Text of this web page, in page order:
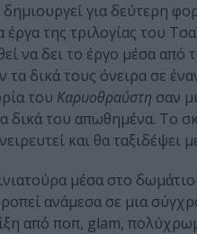
για δεύτερη
της τριλογίας του
να δει το έργο μέσα από
δικά τους όνειρα σε
του Καρυοθραύστη σαν
δικά του απωθημένα. Το
και θα ταξιδέψει
μέσα στο
ανάμεσα σε μια
από ποπ, glam,